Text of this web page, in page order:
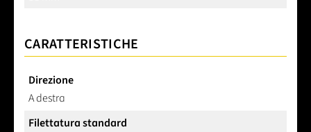
CARATTERISTICHE
Direzione
A destra
Filettatura standard